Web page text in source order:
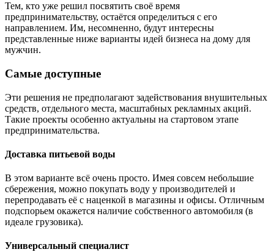
Тем, кто уже решил посвятить своё время
предпринимательству, остаётся определиться с его
направлением. Им, несомненно, будут интересны
представленные ниже варианты идей бизнеса на дому для
мужчин.
Самые доступные
Эти решения не предполагают задействования внушительных
средств, отдельного места, масштабных рекламных акций.
Такие проекты особенно актуальны на стартовом этапе
предпринимательства.
Доставка питьевой воды
В этом варианте всё очень просто. Имея совсем небольшие
сбережения, можно покупать воду у производителей и
перепродавать её с наценкой в магазины и офисы. Отличным
подспорьем окажется наличие собственного автомобиля (в
идеале грузовика).
Универсальный специалист